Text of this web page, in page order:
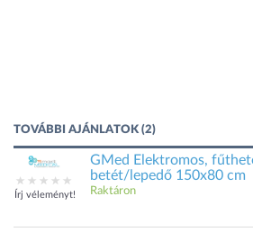
TOVÁBBI AJÁNLATOK (2)
Írj véleményt!
GMed Elektromos,
betét/lepedő 150x80 cm
Raktáron